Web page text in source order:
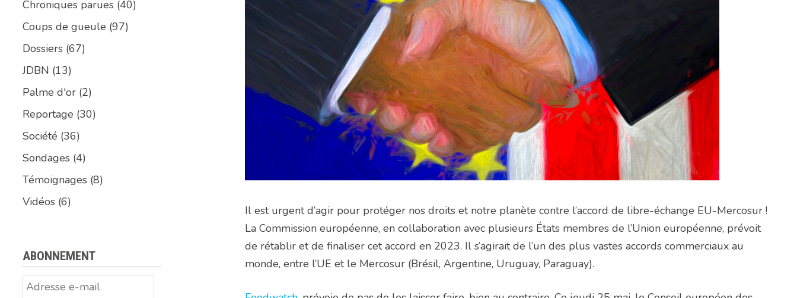
Il est urgent d’agir pour protéger nos droits et notre planète contre l’accord de libre-échange EU-Mercosur !
La Commission européenne, en collaboration avec plusieurs États membres de l’Union européenne, prévoit
de rétablir et de finaliser cet accord en 2023. Il s’agirait de l’un des plus vastes accords commerciaux au
monde, entre l’UE et le Mercosur (Brésil, Argentine, Uruguay, Paraguay).
Chroniques parues (40)
Coups de gueule (97)
Dossiers (67)
JDBN (13)
Palme d'or (2)
Reportage (30)
Société (36)
Sondages (4)
Témoignages (8)
Vidéos (6)
ABONNEMENT
Adresse